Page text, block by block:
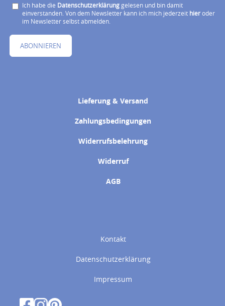
Ich habe die Datenschutzerklärunggelesen und bin damit
einverstanden. Von dem Newsletter kann ich mich jederzeit hieroder
im Newsletter selbst abmelden.
ABONNIEREN
Lieferung & Versand
Zahlungsbedingungen
Widerrufsbelehrung
Widerruf
AGB
Kontakt
Datenschutzerklärung
Impressum